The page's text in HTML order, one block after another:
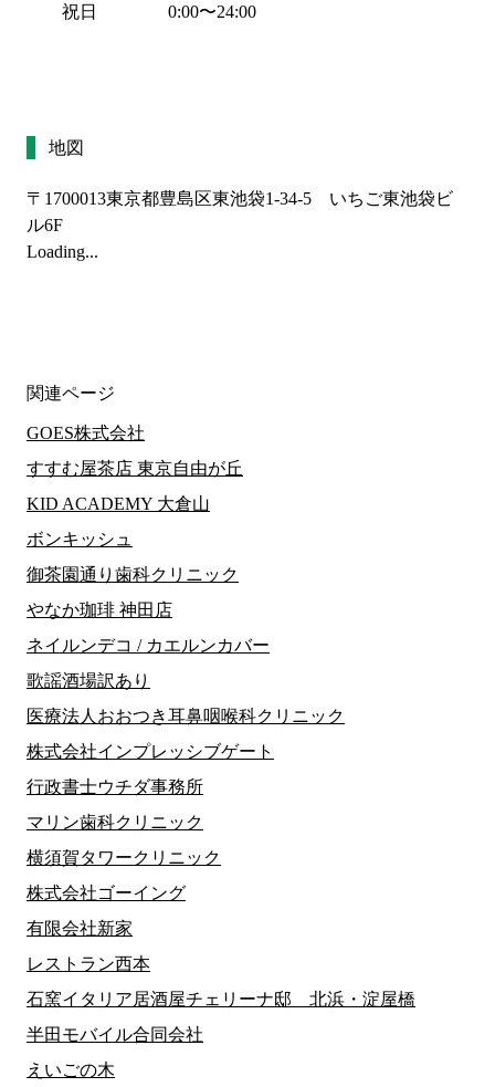
祝日 0:00〜24:00
地図
〒1700013東京都豊島区東池袋1-34-5 いちご東池袋ビ
ル6F
Loading...
関連ページ
GOES株式会社
すすむ屋茶店 東京自由が丘
KID ACADEMY 大倉山
ボンキッシュ
御茶園通り歯科クリニック
やなか珈琲 神田店
ネイルンデコ / カエルンカバー
歌謡酒場訳あり
医療法人おおつき耳鼻咽喉科クリニック
株式会社インプレッシブゲート
行政書士ウチダ事務所
マリン歯科クリニック
横須賀タワークリニック
株式会社ゴーイング
有限会社新家
レストラン西本
石窯イタリア居酒屋チェリーナ邸 北浜・淀屋橋
半田モバイル合同会社
えいごの木